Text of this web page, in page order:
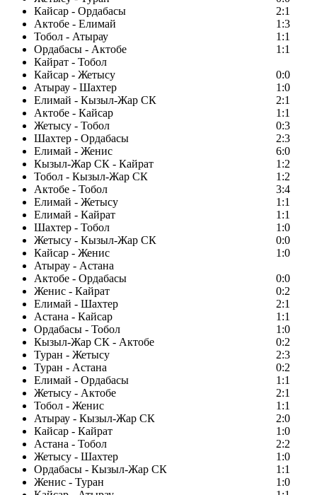
Кайсар - Ордабасы
2:1
Актобе - Елимай
1:3
Тобол - Атырау
1:1
Ордабасы - Актобе
1:1
Кайрат - Тобол
Кайсар - Жетысу
0:0
Атырау - Шахтер
1:0
Елимай - Кызыл-Жар СК
2:1
Актобе - Кайсар
1:1
Жетысу - Тобол
0:3
Шахтер - Ордабасы
2:3
Елимай - Женис
6:0
Кызыл-Жар СК - Кайрат
1:2
Тобол - Кызыл-Жар СК
1:2
Актобе - Тобол
3:4
Елимай - Жетысу
1:1
Елимай - Кайрат
1:1
Шахтер - Тобол
1:0
Жетысу - Кызыл-Жар СК
0:0
Кайсар - Женис
1:0
Атырау - Астана
Актобе - Ордабасы
0:0
Женис - Кайрат
0:2
Елимай - Шахтер
2:1
Астана - Кайсар
1:1
Ордабасы - Тобол
1:0
Кызыл-Жар СК - Актобе
0:2
Туран - Жетысу
2:3
Туран - Астана
0:2
Елимай - Ордабасы
1:1
Жетысу - Актобе
2:1
Тобол - Женис
1:1
Атырау - Кызыл-Жар СК
2:0
Кайсар - Кайрат
1:0
Астана - Тобол
2:2
Жетысу - Шахтер
1:0
Ордабасы - Кызыл-Жар СК
1:1
Женис - Туран
1:0